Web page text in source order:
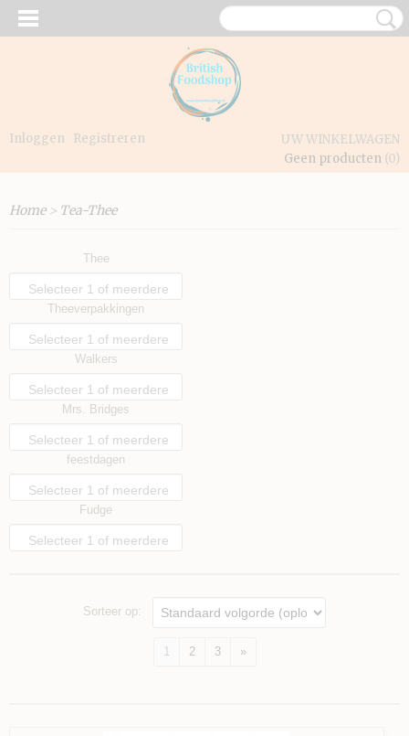
Inloggen Registreren
UW WINKELWAGEN
Geen producten (0)
Home> Tea-Thee
Thee
Selecteer 1 of meerdere
opties
Theeverpakkingen
Selecteer 1 of meerdere
opties
Walkers
Selecteer 1 of meerdere
opties
Mrs. Bridges
Selecteer 1 of meerdere
opties
feestdagen
Selecteer 1 of meerdere
opties
Fudge
Selecteer 1 of meerdere
Sorteer op:
1 2 3 »